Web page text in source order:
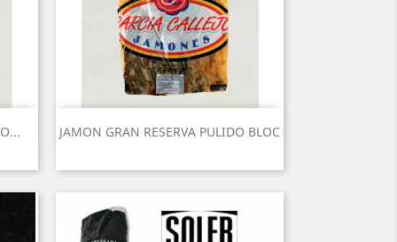
JAMON GRAN RESERVA PULIDO BLOC
Aperçu rapide